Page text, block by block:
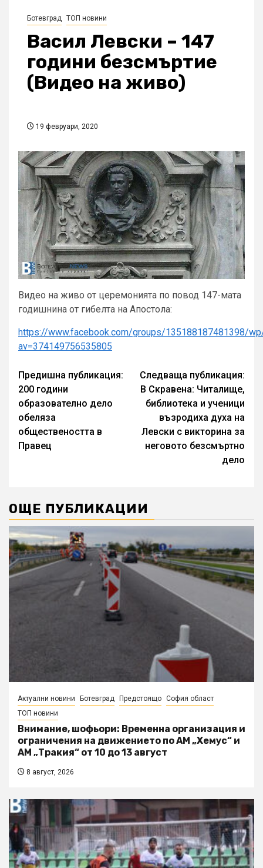
Ботевград ТОП новини
Васил Левски – 147
години безсмъртие
(Видео на живо)
19 февруари, 2020
Видео на живо от церемонията по повод 147-мата
годишнина от гибелта на Апостола:
https://www.facebook.com/groups/135188187481398/
av=374149756535805
Continue
Reading
Предишна публикация:
200 години
образователно дело
обеляза
обществеността в
Правец
Следваща публикация:
В Скравена: Читалище,
библиотека и ученици
възродиха духа на
Левски с викторина за
неговото безсмъртно
дело
ОЩЕ ПУБЛИКАЦИИ
Актуални новини Ботевград Предстоящо София област
ТОП новини
Внимание, шофьори: Временна организация и
ограничения на движението по АМ „Хемус“ и
АМ „Тракия“ от 10 до 13 август
8 август, 2026